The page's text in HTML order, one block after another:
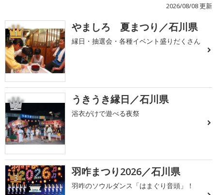
2026/08/08 更新
1 やましろ 夏まつり／石川県
縁日・抽選会・各種イベント盛りだくさん
2 うきうき縁日／石川県
浴衣がけで遊べる夜祭
3 羽咋まつり2026／石川県
羽咋のソウルダンス「はまぐり音頭」！